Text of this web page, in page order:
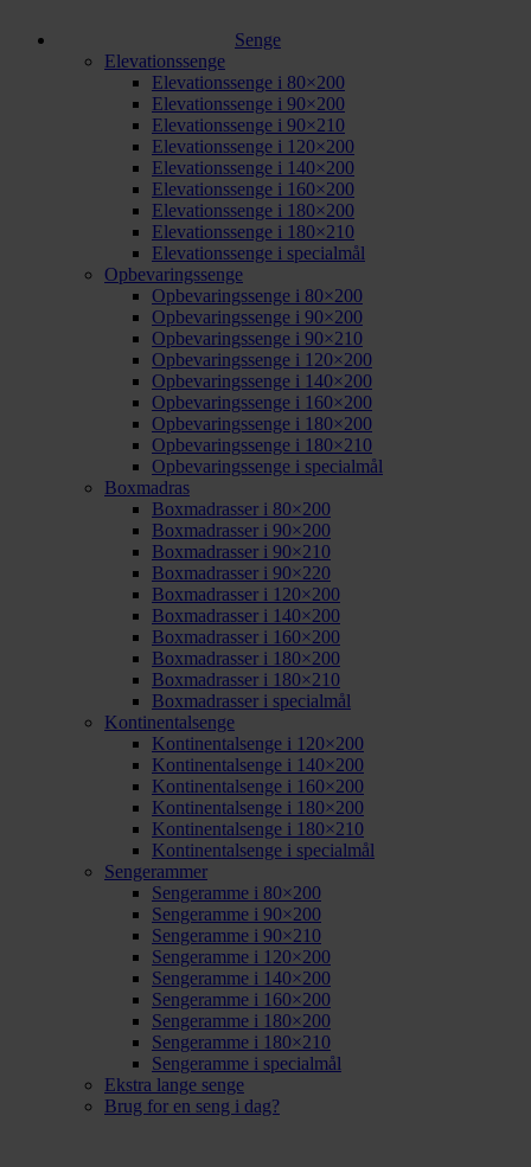
Senge
Elevationssenge
Elevationssenge i 80×200
Elevationssenge i 90×200
Elevationssenge i 90×210
Elevationssenge i 120×200
Elevationssenge i 140×200
Elevationssenge i 160×200
Elevationssenge i 180×200
Elevationssenge i 180×210
Elevationssenge i specialmål
Opbevaringssenge
Opbevaringssenge i 80×200
Opbevaringssenge i 90×200
Opbevaringssenge i 90×210
Opbevaringssenge i 120×200
Opbevaringssenge i 140×200
Opbevaringssenge i 160×200
Opbevaringssenge i 180×200
Opbevaringssenge i 180×210
Opbevaringssenge i specialmål
Boxmadras
Boxmadrasser i 80×200
Boxmadrasser i 90×200
Boxmadrasser i 90×210
Boxmadrasser i 90×220
Boxmadrasser i 120×200
Boxmadrasser i 140×200
Boxmadrasser i 160×200
Boxmadrasser i 180×200
Boxmadrasser i 180×210
Boxmadrasser i specialmål
Kontinentalsenge
Kontinentalsenge i 120×200
Kontinentalsenge i 140×200
Kontinentalsenge i 160×200
Kontinentalsenge i 180×200
Kontinentalsenge i 180×210
Kontinentalsenge i specialmål
Sengerammer
Sengeramme i 80×200
Sengeramme i 90×200
Sengeramme i 90×210
Sengeramme i 120×200
Sengeramme i 140×200
Sengeramme i 160×200
Sengeramme i 180×200
Sengeramme i 180×210
Sengeramme i specialmål
Ekstra lange senge
Brug for en seng i dag?